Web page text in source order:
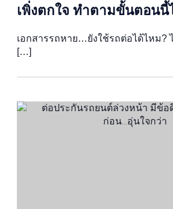
เพิ่งตกใจ ทำตามขั้นตอนนี้
เอกสารรถหาย…ยังใช้รถต่อได้ไหม?
[…]